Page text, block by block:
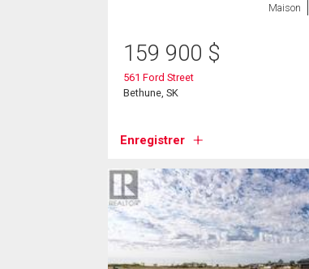
Maison
159 900 $
561 Ford Street
Bethune, SK
Enregistrer